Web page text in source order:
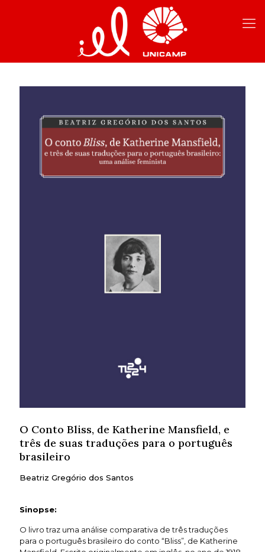
O Conto Bliss, de Katherine Mansfield, e
três de suas traduções para o português
brasileiro
Beatriz Gregório dos Santos
Sinopse:
O livro traz uma análise comparativa de três traduções
para o português brasileiro do conto “Bliss”, de Katherine